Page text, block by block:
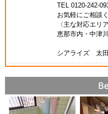
TEL 0120-242-
お気軽にご相談
〈主な対応エリア
恵那市内・中津
シアライズ 太田